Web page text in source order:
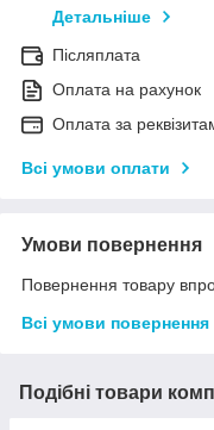
Детальніше
Післяплата
Оплата на рахунок
Оплата за
Всі умови оплати
Умови повернення
Повернення товару
Всі умови повернення
Подібні товари